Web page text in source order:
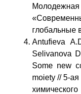
глобальные
Antufieva
Selivanova
Some new
moiety // 5-